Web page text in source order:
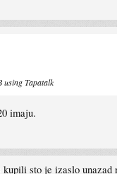
using Tapatalk
imaju.
kupili sto je izaslo